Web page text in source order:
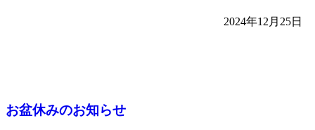
2024年12月25日
お盆休みのお知らせ